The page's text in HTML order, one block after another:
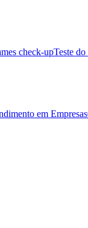
check-upTeste
em Empresas